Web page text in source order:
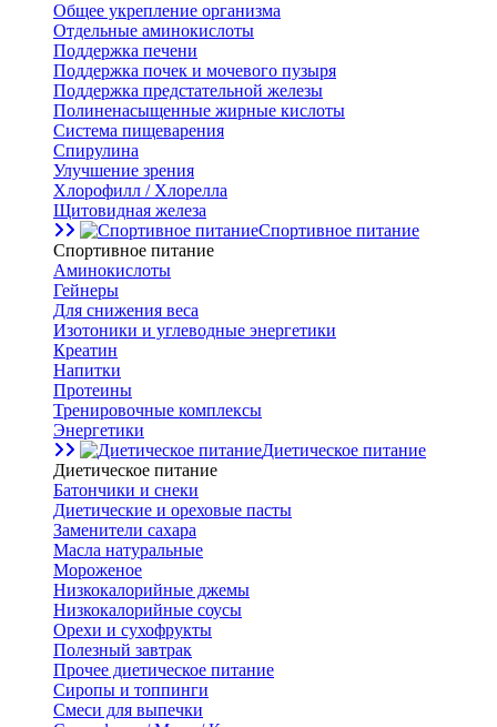
Общее укрепление организма
Отдельные аминокислоты
Поддержка печени
Поддержка почек и мочевого пузыря
Поддержка предстательной железы
Полиненасыщенные жирные кислоты
Система пищеварения
Спирулина
Улучшение зрения
Хлорофилл / Хлорелла
Щитовидная железа
Спортивное питание
Спортивное питание
Аминокислоты
Гейнеры
Для снижения веса
Изотоники и углеводные энергетики
Креатин
Напитки
Протеины
Тренировочные комплексы
Энергетики
Диетическое питание
Диетическое питание
Батончики и снеки
Диетические и ореховые пасты
Заменители сахара
Масла натуральные
Мороженое
Низкокалорийные джемы
Низкокалорийные соусы
Орехи и сухофрукты
Полезный завтрак
Прочее диетическое питание
Сиропы и топпинги
Смеси для выпечки